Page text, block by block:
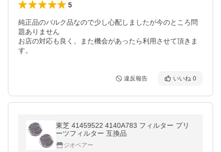
5
純正品のバルク品なので少し心配しましたが今のところ問
題ありません
お店の対応も良く。また機会があったら利用させて頂きま
す。
違反報告 いいね 0
東芝 41459522 4140A783 フィルター プリ
ーツフィルター 互換品
ジオベアー